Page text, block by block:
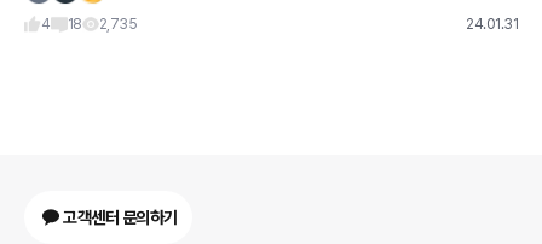
4
18 2,735 24.01.31
고객센터 문의하기